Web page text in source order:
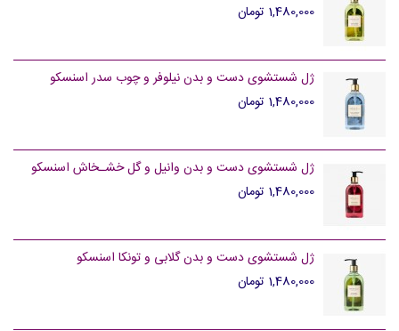
1,480,000 تومان
ژل شستشوی دست و بدن نیلوفر و چوب سدر اسنسکو
1,480,000 تومان
ژل شستشوی دست و بدن وانیل و گل خشـخاش اسنسکو
1,480,000 تومان
ژل شستشوی دست و بدن گلابی و تونکا اسنسکو
1,480,000 تومان